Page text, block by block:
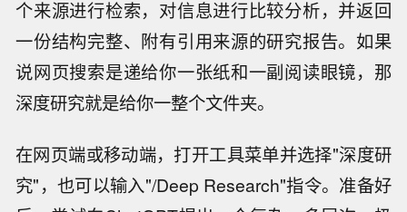
个来源进行检索，对信息进行比较分析，并返回
一份结构完整、附有引用来源的研究报告。如果
说网页搜索是递给你一张纸和一副阅读眼镜，那
深度研究就是给你一整个文件夹。
在网页端或移动端，打开工具菜单并选择"深度研
究"，也可以输入"/Deep Research"指令。准备好